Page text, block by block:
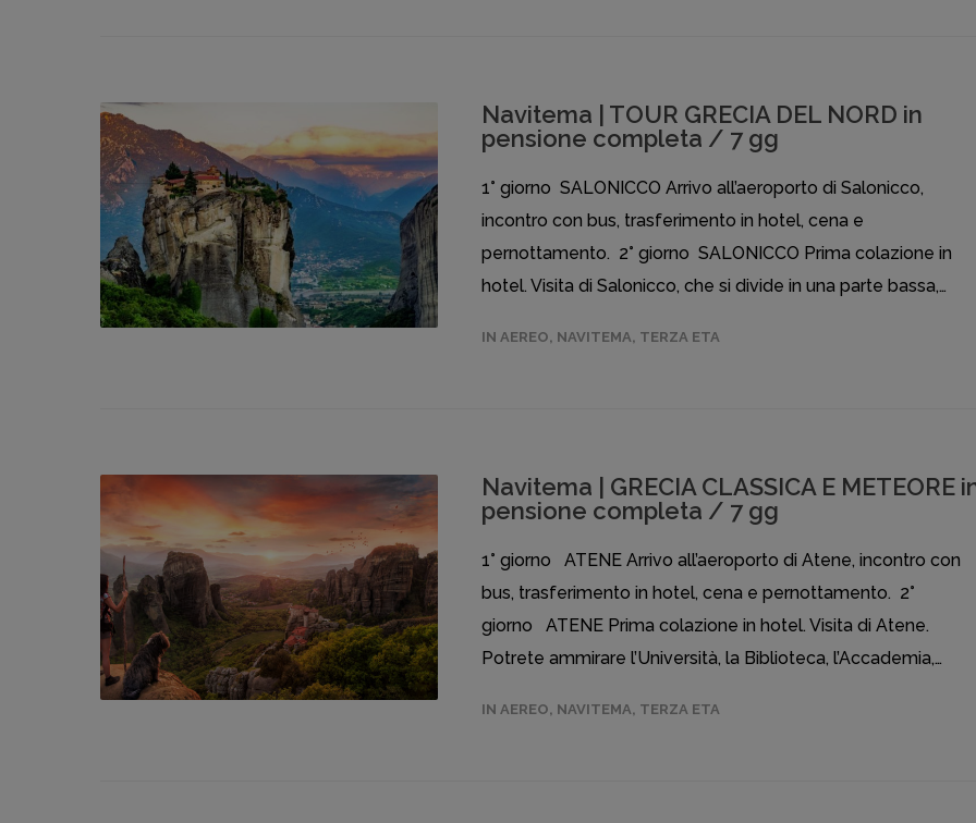
Navitema | TOUR GRECIA DEL NORD in
pensione completa / 7 gg
1° giorno SALONICCO Arrivo all’aeroporto di Salonicco,
incontro con bus, trasferimento in hotel, cena e
pernottamento. 2° giorno SALONICCO Prima colazione in
hotel. Visita di Salonicco, che si divide in una parte bassa,…
IN AEREO, NAVITEMA, TERZA ETA
Navitema | GRECIA CLASSICA E METEORE
pensione completa / 7 gg
1° giorno ATENE Arrivo all’aeroporto di Atene, incontro con
bus, trasferimento in hotel, cena e pernottamento. 2°
giorno ATENE Prima colazione in hotel. Visita di Atene.
Potrete ammirare l’Università, la Biblioteca, l’Accademia,…
IN AEREO, NAVITEMA, TERZA ETA